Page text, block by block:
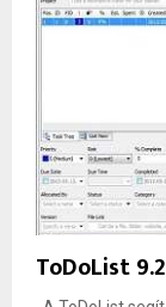
ToDoList